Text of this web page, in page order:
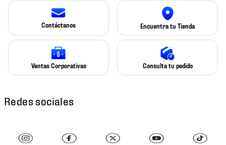
Contáctanos Encuentra tu Tienda
Ventas Corporativas Consulta tu pedido
Redes sociales